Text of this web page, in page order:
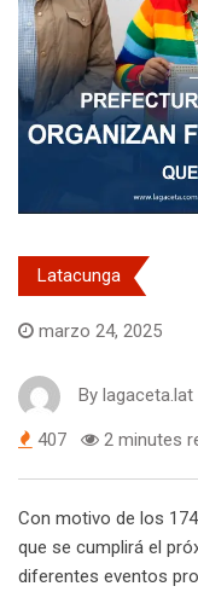
Latacunga
marzo 24, 2025
By lagaceta.lat
407 2 minutes
Con motivo de los
que se cumplirá el
diferentes eventos